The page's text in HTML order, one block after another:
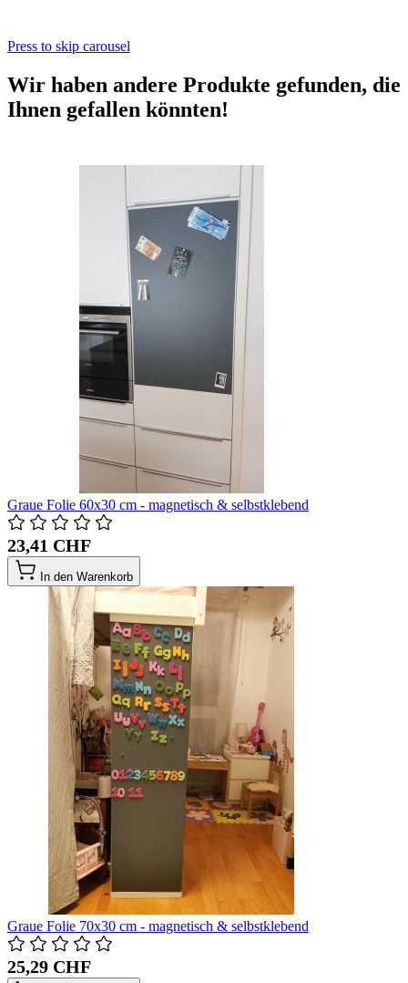
Press to skip carousel
Wir haben andere Produkte gefunden, die
Ihnen gefallen könnten!
Graue Folie 60x30 cm - magnetisch & selbstklebend
23,41 CHF
In den Warenkorb
Graue Folie 70x30 cm - magnetisch & selbstklebend
25,29 CHF